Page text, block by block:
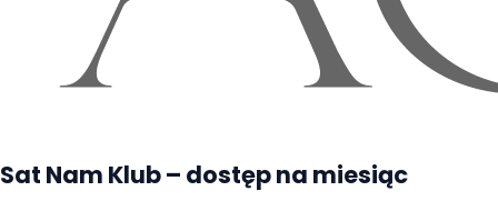
Sat Nam Klub – dostęp na miesiąc